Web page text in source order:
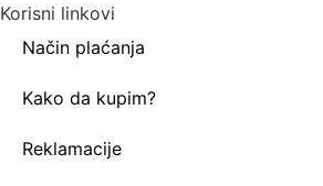
Korisni linkovi
Način plaćanja
Kako da kupim?
Reklamacije